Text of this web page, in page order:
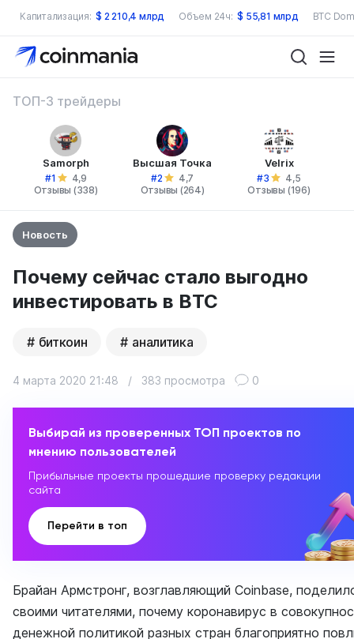
Капитализация: $ 2 210,4 млрд Объем 24ч: $ 55,81 млрд BTC
ТОП-3 трейдеры
Samorph
#1
4,9
Отзывы (338)
Высшая Точка
#2
4,7
Отзывы (264)
Velrix
#3
4,5
Отзывы (196)
Новость
Почему сейчас стало выгодно
инвестировать в BTC
биткоин аналитика
4 марта 2020 21:48 / 383 просмотра 0
Выбирай из проверенных ТОП проектов по
мнению пользователей
Прибыльные проекты прошедшие проверку редакции
сайта
Перейти в топ
Брайан Армстронг, возглавляющий Coinbase,
своими читателями, почему коронавирус в
денежной политикой разных стран благоприятно